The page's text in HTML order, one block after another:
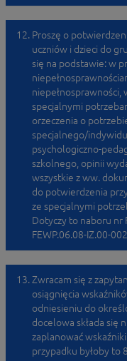
Proszę o
uczniów i dzieci do
się na podstawie: w
niepełnosprawności,
specjalnymi
orzeczenia o
specjalnego/
psychologiczno-
szkolnego, opinii
wszystkie z ww.
do potwierdzenia
ze specjalnymi
Dotyczy to naboru nr
FEWP.06.08-IZ.00-
Zwracam się z
osiągnięcia
odniesieniu do
docelowa składa się
zaplanować
przypadku byłoby to